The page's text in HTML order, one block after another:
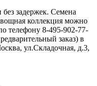
без задержек. Семена
коллекция можно
телефону 8-495-902-77-
заказ) в
ул.Складочная, д.3,